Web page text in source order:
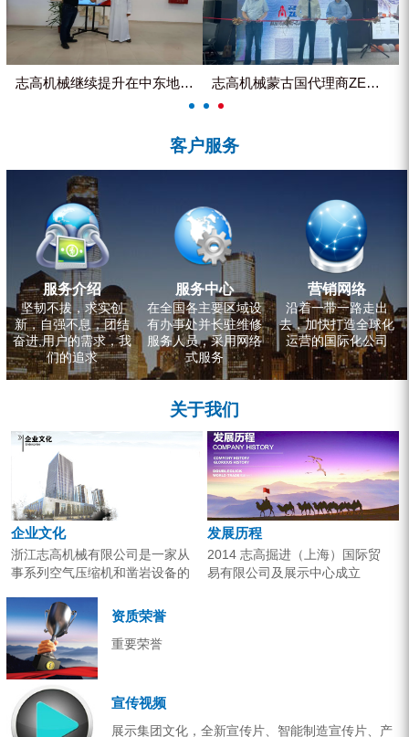
洗轮机
志高机械继续提升在中东地区的市... 志高机械蒙古国代理商ZEGA客...
客户服务
服务介绍
坚韧不拔，求实创
新，自强不息，团结
奋进,用户的需求，我
们的追求
服务中心
在全国各主要区域设
有办事处并长驻维修
服务人员，采用网络
式服务
营销网络
沿着一带一路走出
去，加快打造全球化
运营的国际化公司
关于我们
企业文化
浙江志高机械有限公司是一家从
事系列空气压缩机和凿岩设备的
的专业机构。产品广泛应用于工
业气源、各类矿山开采和工程项
目建设。企业以技术开发为核
心，...
发展历程
2014 志高掘进（上海）国际贸
易有限公司及展示中心成立
资质荣誉
重要荣誉
宣传视频
展示集团文化，全新宣传片、智能制造宣传片、产